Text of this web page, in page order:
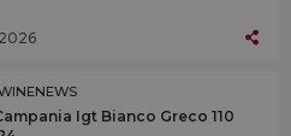
Igt Bianco Greco 110